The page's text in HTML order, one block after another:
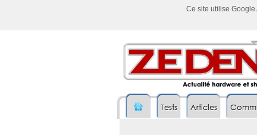
Ce site utilise
Tests Articles